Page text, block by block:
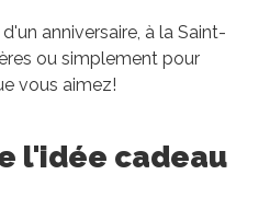
anniversaire, à la Saint-
ou simplement pour
vous aimez!
l'idée cadeau